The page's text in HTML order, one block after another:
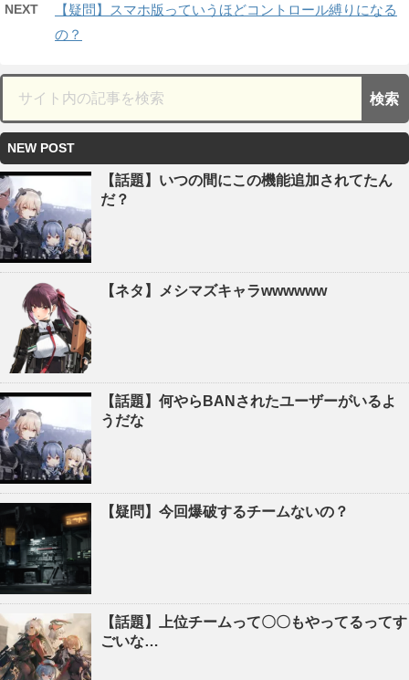
NEXT
【疑問】スマホ版っていうほどコントロール縛りになる
の？
NEW POST
【話題】いつの間にこの機能追加されてたん
だ？
【ネタ】メシマズキャラwwwwww
【話題】何やらBANされたユーザーがいるよ
うだな
【疑問】今回爆破するチームないの？
【話題】上位チームって〇〇もやってるってす
ごいな…